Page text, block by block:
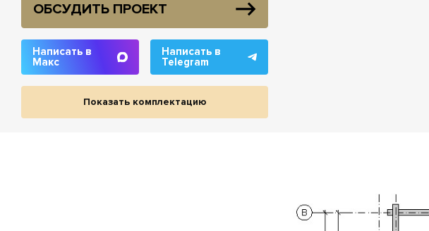
ОБСУДИТЬ ПРОЕКТ
Написать в
Макс
Написать в
Telegram
Показать комплектацию